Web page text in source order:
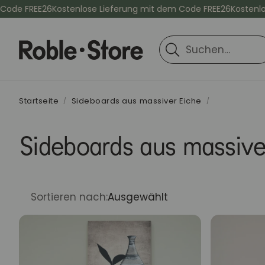
Kostenlose Lieferung mit dem Code FREE26Kostenlose
Suche
Startseite Sideboards aus massiver Eiche
Sideboards aus
Sortieren nach:Ausgewählt